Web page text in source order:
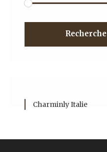
Recherche
Charminly Italie